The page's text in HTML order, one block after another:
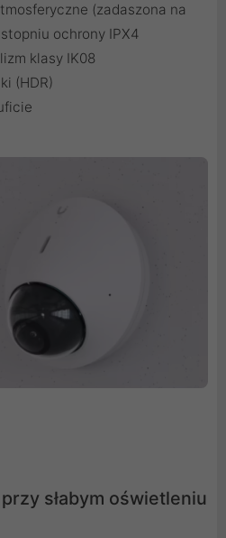
(zadaszona na
ochrony IPX4
klasy IK08
(HDR)
słabym oświetleniu